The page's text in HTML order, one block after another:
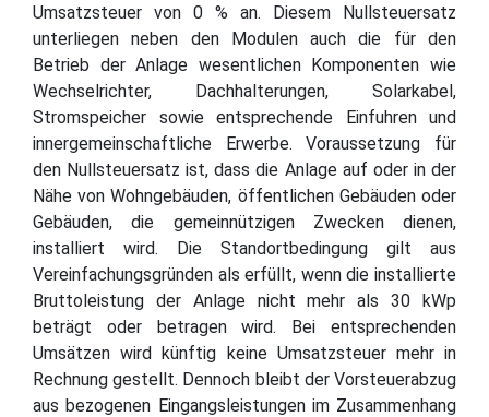
Umsatzsteuer von 0 % an. Diesem Nullsteuersatz
unterliegen neben den Modulen auch die für den
Betrieb der Anlage wesentlichen Komponenten wie
Wechselrichter, Dachhalterungen, Solarkabel,
Stromspeicher sowie entsprechende Einfuhren und
innergemeinschaftliche Erwerbe. Voraussetzung für
den Nullsteuersatz ist, dass die Anlage auf oder in der
Nähe von Wohngebäuden, öffentlichen Gebäuden oder
Gebäuden, die gemeinnützigen Zwecken dienen,
installiert wird. Die Standortbedingung gilt aus
Vereinfachungsgründen als erfüllt, wenn die installierte
Bruttoleistung der Anlage nicht mehr als 30 kWp
beträgt oder betragen wird. Bei entsprechenden
Umsätzen wird künftig keine Umsatzsteuer mehr in
Rechnung gestellt. Dennoch bleibt der Vorsteuerabzug
aus bezogenen Eingangsleistungen im Zusammenhang